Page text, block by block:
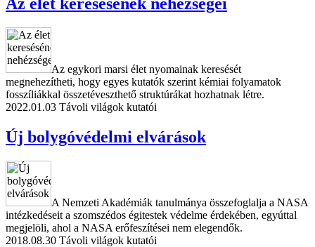
Az egykori marsi élet nyomainak keresését
megnehezítheti, hogy egyes kutatók szerint kémiai folyamatok
fosszíliákkal összetéveszthető struktúrákat hozhatnak létre.
2022.01.03 Távoli világok kutatói
Új bolygóvédelmi elvárások
A Nemzeti Akadémiák tanulmánya összefoglalja a NASA
intézkedéseit a szomszédos égitestek védelme érdekében, egyúttal
megjelöli, ahol a NASA erőfeszítései nem elegendők.
2018.08.30 Távoli világok kutatói